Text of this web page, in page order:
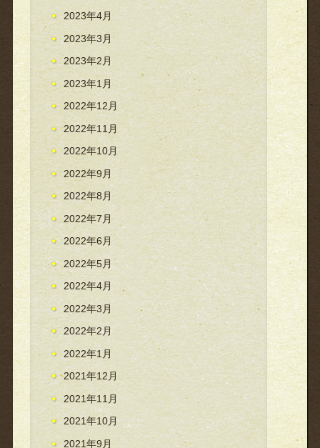
2023年4月
2023年3月
2023年2月
2023年1月
2022年12月
2022年11月
2022年10月
2022年9月
2022年8月
2022年7月
2022年6月
2022年5月
2022年4月
2022年3月
2022年2月
2022年1月
2021年12月
2021年11月
2021年10月
2021年9月